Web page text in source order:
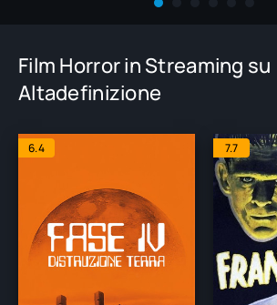
Film Horror in Streaming su
Altadefinizione
6.4 7.7